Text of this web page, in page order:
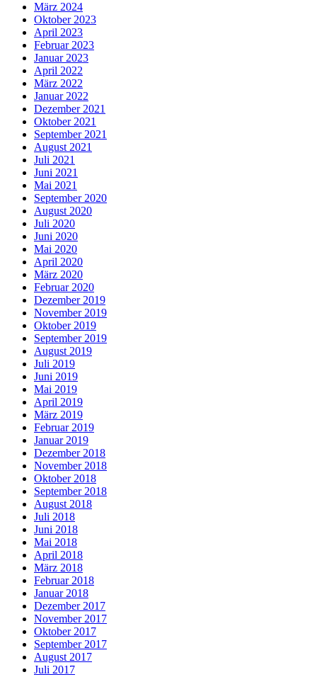
März 2024
Oktober 2023
April 2023
Februar 2023
Januar 2023
April 2022
März 2022
Januar 2022
Dezember 2021
Oktober 2021
September 2021
August 2021
Juli 2021
Juni 2021
Mai 2021
September 2020
August 2020
Juli 2020
Juni 2020
Mai 2020
April 2020
März 2020
Februar 2020
Dezember 2019
November 2019
Oktober 2019
September 2019
August 2019
Juli 2019
Juni 2019
Mai 2019
April 2019
März 2019
Februar 2019
Januar 2019
Dezember 2018
November 2018
Oktober 2018
September 2018
August 2018
Juli 2018
Juni 2018
Mai 2018
April 2018
März 2018
Februar 2018
Januar 2018
Dezember 2017
November 2017
Oktober 2017
September 2017
August 2017
Juli 2017